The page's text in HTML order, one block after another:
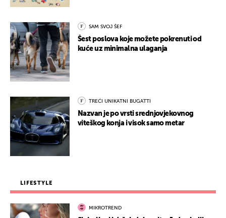
SAM SVOJ ŠEF
Šest poslova koje možete pokrenuti od
kuće uz minimalna ulaganja
TREĆI UNIKATNI BUGATTI
Nazvan je po vrsti srednjovjekovnog
viteškog konja i visok samo metar
LIFESTYLE
MIKROTREND